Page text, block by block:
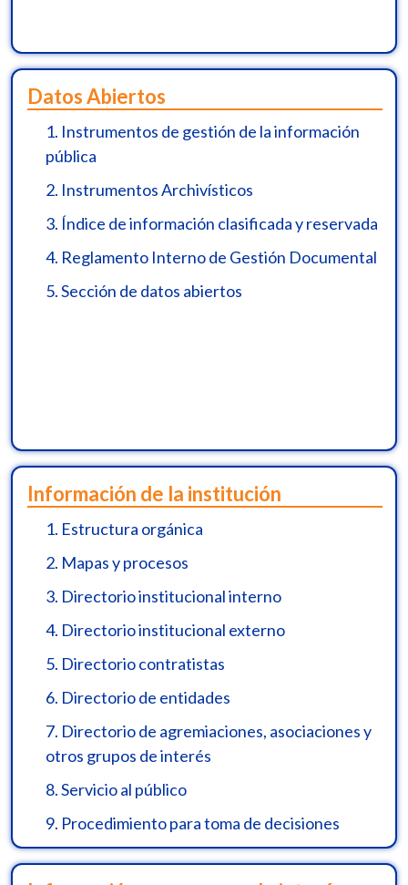
Datos Abiertos
1. Instrumentos de gestión de la información
pública
2. Instrumentos Archivísticos
3. Índice de información clasificada y reservada
4. Reglamento Interno de Gestión Documental
5.Sección de datos abiertos
Información de la institución
1. Estructura orgánica
2. Mapas y procesos
3. Directorio institucional interno
4. Directorio institucional externo
5. Directorio contratistas
6. Directorio de entidades
7. Directorio de agremiaciones, asociaciones y
otros grupos de interés
8.Servicio al público
9. Procedimiento para toma de decisiones
10.Mecanismo de presentación directa de
PQRSF